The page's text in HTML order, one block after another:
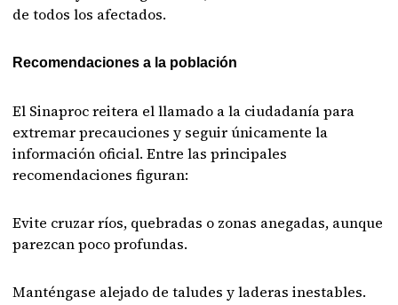
de todos los afectados.
Recomendaciones a la población
El Sinaproc reitera el llamado a la ciudadanía para
extremar precauciones y seguir únicamente la
información oficial. Entre las principales
recomendaciones figuran:
Evite cruzar ríos, quebradas o zonas anegadas, aunque
parezcan poco profundas.
Manténgase alejado de taludes y laderas inestables.